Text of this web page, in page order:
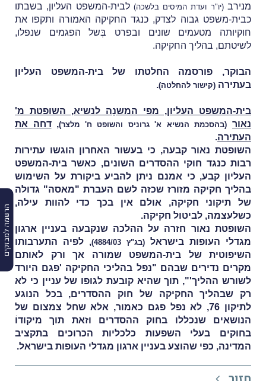
הרשמה למבזקים
מנירב(יו"ר ועדת המיסים בלשכה) לבית-המשפט העליון, בשבתו
כבית-משפט גבוה לצדק, כנגד החקיקה האמורה ותקפו את
חוקיותה מטעמים שונים ובפרט בְּשל הפגמים שנפלו,
לשיטתם, בהליך החקיקה.
הבוקר, פורסמה החלטתו של בית-המשפט העליון
בעתירה (קישור להחלטה)
.
בית-המשפט העליון, מפי המשנָה לנשיא, השופטת מ'
נאור
(בהסכמת הנשיא א' גרוניס והשופט ח' מלצר),דחה את
העתירה.
השופטת נאור קבעה, כי בעשור האחרון הוגשו עתירות
רבות כנגד חוקי ההסדרים השונים, כאשר בית-המשפט
העליון קבע, כי אמנם ניתן להביע ביקורת על השימוש
בהליך חקיקה מזורז שכזה לשם העברת "מאסה" גדולה
של תיקוני חקיקה, אולם אין בכך כדי להוות עילה,
כשלעצמה, לביטול חקיקה.
השופטת נאור חזרה על ההלכה שנקבעה בעניין ארגון
מגדלי העופות בישראל (בג"ץ 4884/03)
, לפיה התערבותו
השיפוטית של בית-המשפט שמורה אך ורק לאותם
מקרים נדירים שבהם "נפל בהליכי החקיקה 'פגם היורד
לשורש ההליך'", תוך שהיא קובעת לגופו של עניין כי לא
רק שבהליך החקיקה של חוק ההסדרים, בכל הנוגע
לתיקון 76, לא נפל פגם כאמור, אלא שחל צמצום של
הנושאים שנכללו בחוק ההסדרים וזאת תוך מיקודוֹ
בחוקים בעלי השפעות כלכליות הכרוכים בתקציב
המדינה, כפי שהוצע בעניין ארגון מגדלי העופות בישראל.